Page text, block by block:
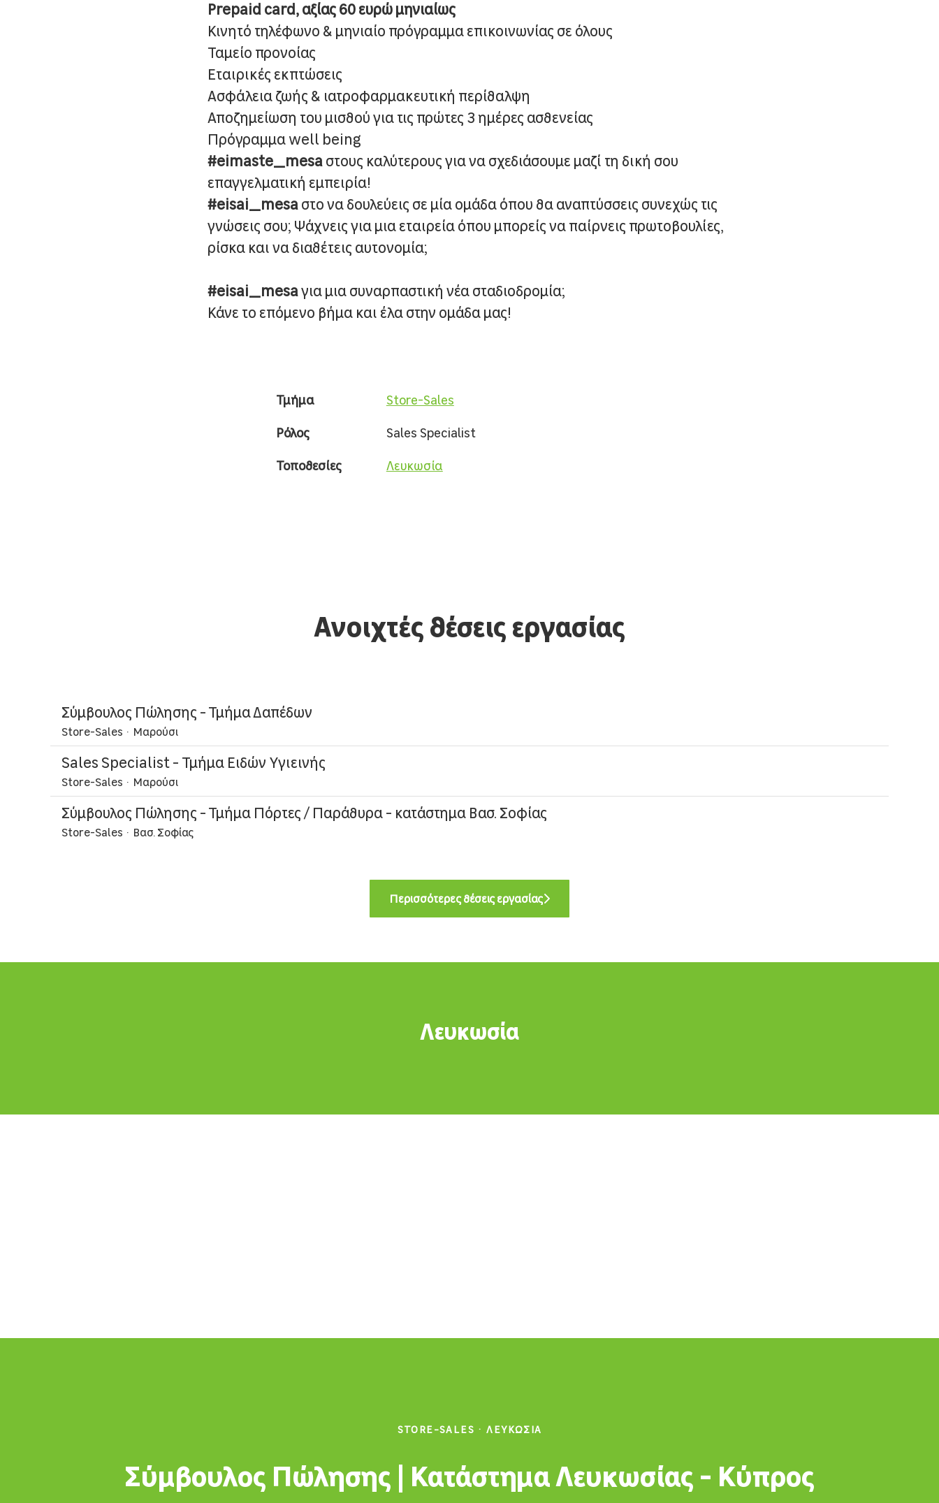
Prepaid card, αξίας 60 ευρώ μηνιαίως
Κινητό τηλέφωνο & μηνιαίο πρόγραμμα επικοινωνίας σε όλους
Ταμείο προνοίας
Εταιρικές εκπτώσεις
Ασφάλεια ζωής & ιατροφαρμακευτική περίθαλψη
Αποζημείωση του μισθού για τις πρώτες 3 ημέρες ασθενείας
Πρόγραμμα well being
#eimaste_mesa στους καλύτερους για να σχεδιάσουμε μαζί τη δική σου
επαγγελματική εμπειρία!
#eisai_mesa στο να δουλεύεις σε μία ομάδα όπου θα αναπτύσσεις συνεχώς τις
γνώσεις σου; Ψάχνεις για μια εταιρεία όπου μπορείς να παίρνεις πρωτοβουλίες,
ρίσκα και να διαθέτεις αυτονομία;
#eisai_mesaγια μια συναρπαστική νέα σταδιοδρομία;
Κάνε το επόμενο βήμα και έλα στην ομάδα μας!
Τμήμα Store-Sales
Ρόλος Sales Specialist
Τοποθεσίες Λευκωσία
Ανοιχτές θέσεις εργασίας
Σύμβουλος Πώλησης - Τμήμα Δαπέδων
Store-Sales · Μαρούσι
Sales Specialist - Τμήμα Ειδών Υγιεινής
Store-Sales · Μαρούσι
Σύμβουλος Πώλησης - Τμήμα Πόρτες / Παράθυρα - κατάστημα Βασ. Σοφίας
Store-Sales · Βασ. Σοφίας
Περισσότερες θέσεις εργασίας
Λευκωσία
STORE-SALES · ΛΕΥΚΩΣΊΑ
Σύμβουλος Πώλησης | Κατάστημα Λευκωσίας - Κύπρος